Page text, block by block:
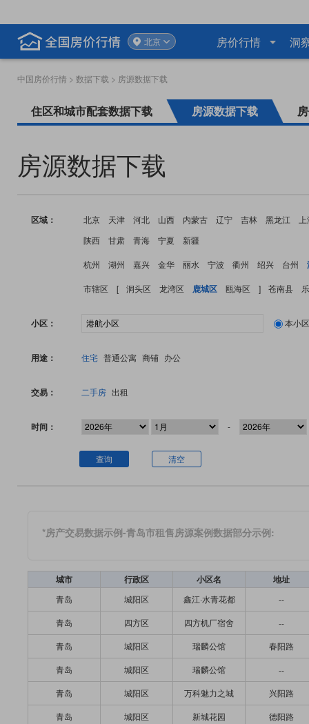
北京 房价行情 洞
中国房价行情 > 数据下载 > 房源数据下载
住区和城市配套数据下载 房源数据下载
房源数据下载
区域： 北京 天津 河北 山西 内蒙古 辽宁 吉林 黑龙江
陕西
甘肃 青海 宁夏 新疆
杭州 湖州 嘉兴 金华 丽水 宁波 衢州 绍兴 台州
市辖区 [ 洞头区 龙湾区 鹿城区 瓯海区 ] 苍南县
小区： 本小区
用途： 住宅 普通公寓 商铺 办公
交易： 二手房 出租
时间： -
查询 清空
*房产交易数据示例-青岛市租售房源案例数据部分示例:
城市 行政区 小区名 地址
青岛 城阳区 鑫江·水青花都
--
青岛
四方区 四方机厂宿舍
--
青岛
城阳区 瑞麟公馆
春阳路
青岛
城阳区 瑞麟公馆
--
青岛
城阳区 万科魅力之城
兴阳路
青岛
城阳区 新城花园
德阳路